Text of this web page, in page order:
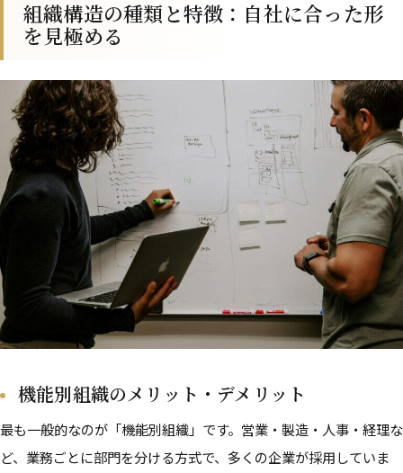
組織構造の種類と特徴：自社に合った形
を見極める
機能別組織のメリット・デメリット
最も一般的なのが「機能別組織」です。営業・製造・人事・経理な
ど、業務ごとに部門を分ける方式で、多くの企業が採用していま